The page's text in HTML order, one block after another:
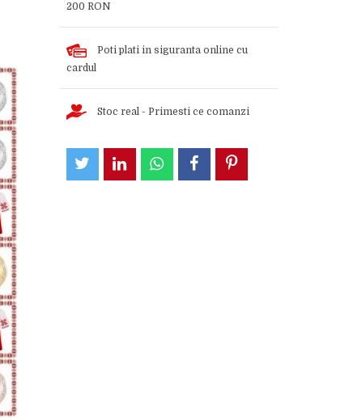
200 RON
Poti plati in siguranta online cu
cardul
Stoc real - Primesti ce comanzi